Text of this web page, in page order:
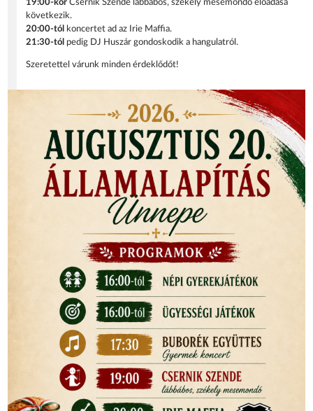
19:00-korCsernik Szende lábbábos, székely mesemondó előadása
következik.
20:00-tól
koncertet ad az Irie Maffia.
21:30-tól pedig DJ Huszár gondoskodik a hangulatról.
Szeretettel várunk minden érdeklődőt!